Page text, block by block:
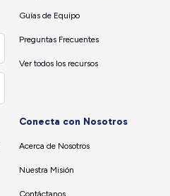
Guías de Equipo
Preguntas Frecuentes
Ver todos los recursos
Conecta con Nosotros
Acerca de Nosotros
Nuestra Misión